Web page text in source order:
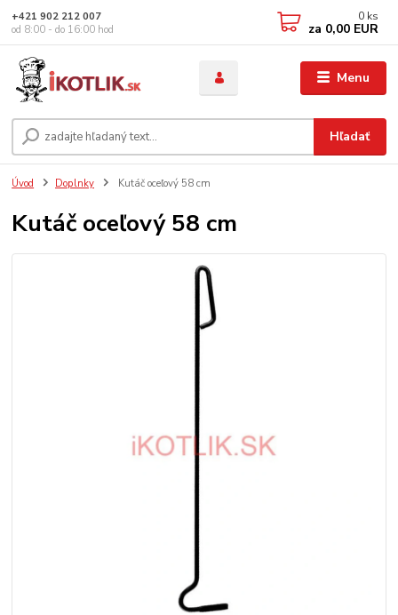
Menu
Hľadať
+421 902 212 007
od 8:00 - do 16:00 hod
0 ks
za 0,00 EUR
Úvod Doplnky Kutáč oceľový 58 cm
Kutáč oceľový 58 cm